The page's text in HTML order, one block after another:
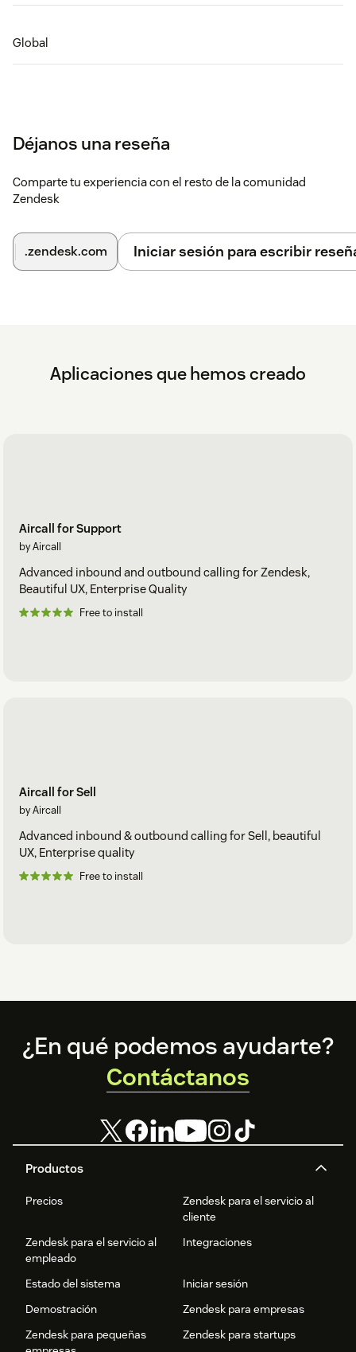
Global
Déjanos una reseña
Comparte tu experiencia con el resto de la comunidad
Zendesk
.zendesk.com Iniciar sesión para escribir
Aplicaciones que hemos creado
Aircall for Support
by Aircall
Advanced inbound and outbound calling for Zendesk,
Beautiful UX, Enterprise Quality
Free to install
Aircall for Sell
by Aircall
Advanced inbound & outbound calling for Sell, beautiful
UX, Enterprise quality
Free to install
Footer
Productos
Precios
Zendesk para el servicio al
cliente
Zendesk para el servicio al
empleado
Integraciones
Estado del sistema
Iniciar sesión
Demostración
Zendesk para empresas
Zendesk para pequeñas
Zendesk para startups
¿En qué podemos ayudarte?
Contáctanos